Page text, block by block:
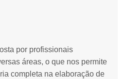
por profissionais
áreas, o que nos permite
completa na elaboração de